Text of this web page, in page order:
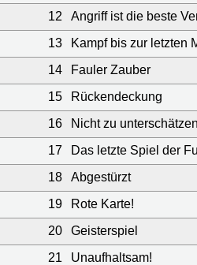
12
Angriff ist die beste
13
Kampf bis zur letzten
14
Fauler Zauber
15
Rückendeckung
16
Nicht zu
17
Das letzte Spiel der
18
Abgestürzt
19
Rote Karte!
20
Geisterspiel
21
Unaufhaltsam!